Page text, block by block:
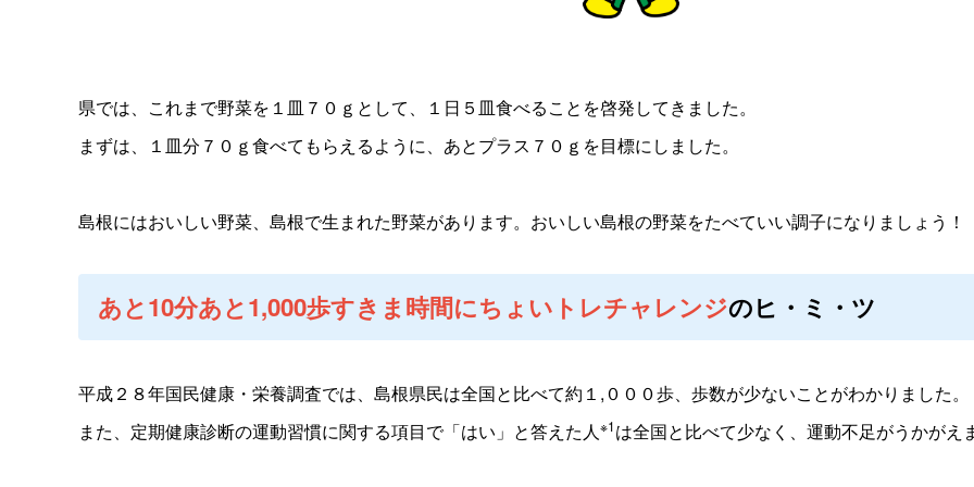
県では、これまで野菜を１皿７０ｇとして、１日５皿食べることを啓発してきました。
まずは、１皿分７０ｇ食べてもらえるように、あとプラス７０ｇを目標にしました。
島根にはおいしい野菜、島根で生まれた野菜があります。おいしい島根の野菜をたべていい調子になりましょう！
あと10分あと1,000歩すきま時間にちょいトレチャレンジのヒ・ミ・ツ
平成２８年国民健康・栄養調査では、島根県民は全国と比べて約１,０００歩、歩数が少ないことがわかりました。
また、定期健康診断の運動習慣に関する項目で「はい」と答えた人※1は全国と比べて少なく、運動不足がうかがえ